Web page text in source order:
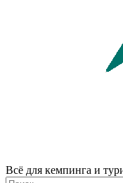
Всё для кемпинга и